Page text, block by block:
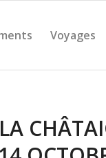
Voyages